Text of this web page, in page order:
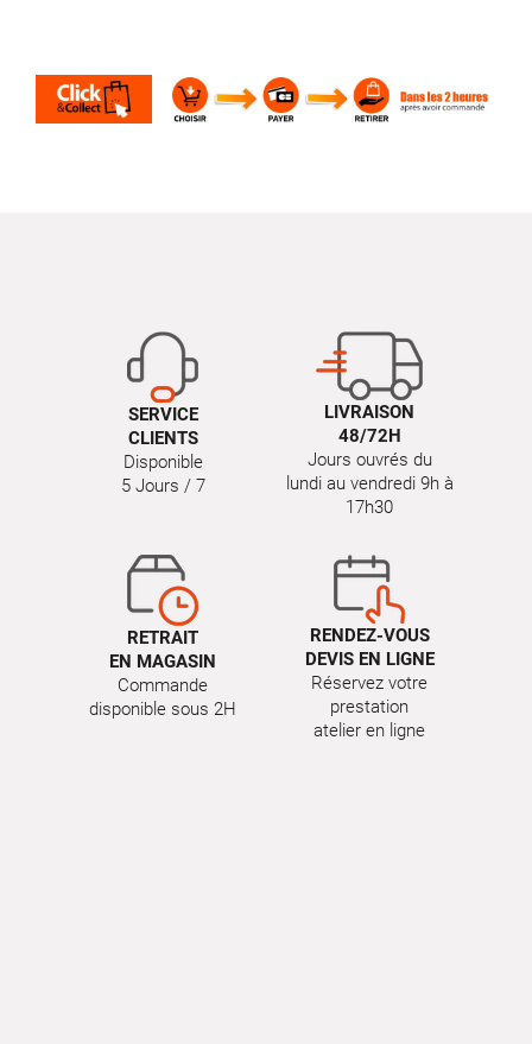
SERVICE
CLIENTS
Disponible
5 Jours / 7
LIVRAISON
48/72H
Jours ouvrés du
lundi au vendredi 9h à
17h30
RETRAIT
EN MAGASIN
Commande
disponible sous 2H
RENDEZ-VOUS
DEVIS EN LIGNE
Réservez votre
prestation
atelier en ligne